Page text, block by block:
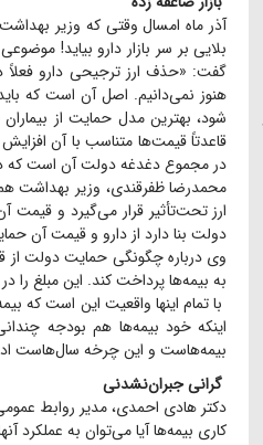
آذر ماه امسال وقتی که وزیر
بلایی بر سر بازار دارو بیاید!
گفت: «حذف ارز ترجیحی دارو فعلاً
هنوز نمی‌دانیم. اصل آن است که
شود، بهترین مدل حمایت از
قاعدتاً قیمت‌ها متناسب با آن
در مجموع دغدغه دولت آن است که
محمدرضا ظفرقندی، وزیر بهداشت هم
ارز تحت‌تأثیر قرار می‌گیرد و قیمت
دولت بنا دارد از دارو و قیمت آن
وی درباره چگونگی حمایت دولت از
به بیمه‌ها پرداخت کند. این مبلغ را
با تمام اینها واقعیت این است که
اینکه خود بیمه‌ها هم بودجه
بیمه‌هاست و این چرخه سال‌هاست
گرانی جبران‌نشدنی
دکتر هادی احمدی، مدیر روابط
کاری بیمه‌ها آیا می‌توان به عملکرد